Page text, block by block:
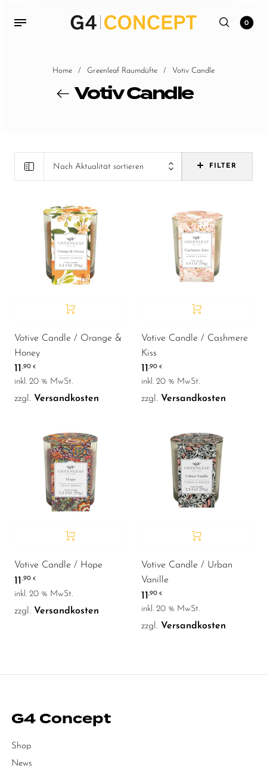
0
Home / Greenleaf Raumdüfte / Votiv Candle
Votiv Candle
Nach Aktualität sortieren FILTER
Votive Candle / Orange &
Honey
11,90 €
inkl. 20 % MwSt.
zzgl. Versandkosten
Votive Candle / Cashmere
Kiss
11,90€
inkl. 20 % MwSt.
zzgl. Versandkosten
Votive Candle / Hope
11 ,90 €
inkl. 20 % MwSt.
zzgl. Versandkosten
Votive Candle / Urban
Vanille
11 ,90€
inkl. 20 % MwSt.
zzgl. Versandkosten
G4 Concept
Shop
News